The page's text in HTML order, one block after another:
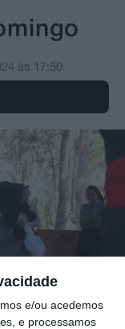
e/ou acedemos
e processamos
às 17:50